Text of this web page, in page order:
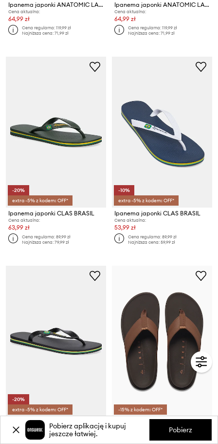
Ipanema japonki ANATOMIC LAP
Cena aktualna:
64,99 zł
Cena regularna:119,99 zł
Najniższa cena:71,99 zł
Ipanema japonki ANATOMIC LAP
Cena aktualna:
64,99 zł
Cena regularna:119,99 zł
Najniższa cena:71,99 zł
-20%
extra -5% z kodem: OFF*
Ipanema japonki CLAS BRASIL
Cena aktualna:
63,99 zł
Cena regularna:89,99 zł
Najniższa cena:79,99 zł
-10%
extra -5% z kodem: OFF*
Ipanema japonki CLAS BRASIL
Cena aktualna:
53,99 zł
Cena regularna:89,99 zł
Najniższa cena:59,99 zł
-20%
extra -5% z kodem: OFF*
Ipanema - Japonki CLASSIC BRASIL II AD
Cena aktualna:
63,99 zł
-15% z kodem: OFF*
Reef japonki męskie The Raglan
Pobierz aplikację i kupuj
jeszcze łatwiej.
Pobierz